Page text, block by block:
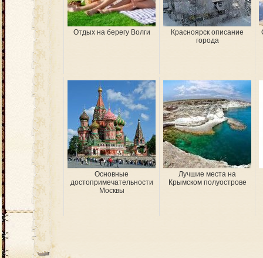
Отдых на берегу Волги
Красноярск описание
города
Основные
достопримечательности
Москвы
Лучшие места на
Крымском полуострове